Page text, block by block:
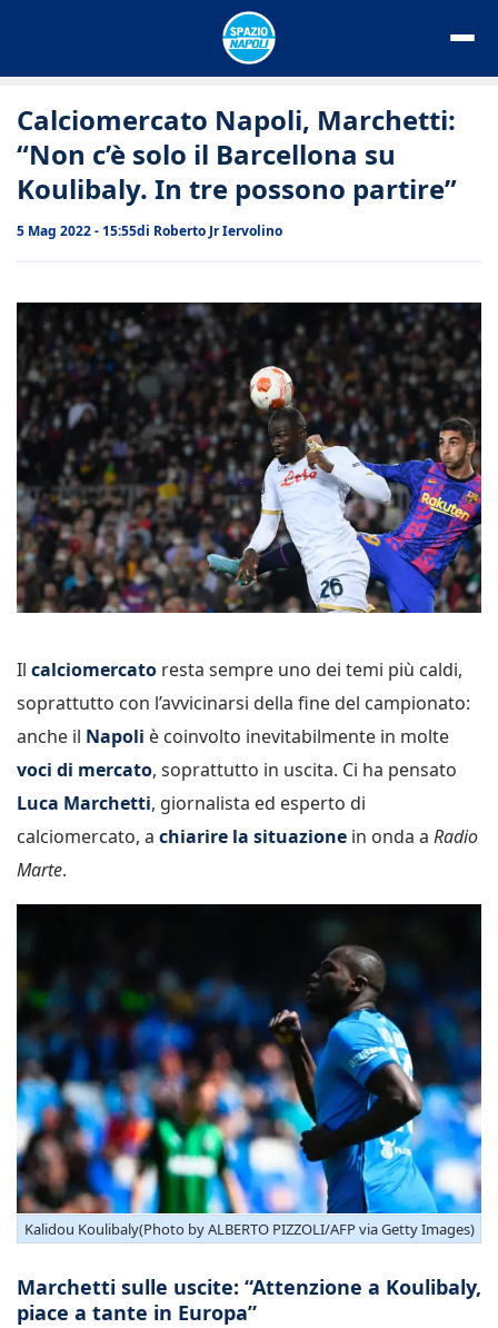
Calciomercato Napoli, Marchetti:
“Non c’è solo il Barcellona su
Koulibaly. In tre possono partire”
5 Mag 2022 - 15:55di Roberto Jr Iervolino
Il calciomercato resta sempre uno dei temi più caldi,
soprattutto con l’avvicinarsi della fine del campionato:
anche il Napoli è coinvolto inevitabilmente in molte
voci di mercato, soprattutto in uscita. Ci ha pensato
Luca Marchetti, giornalista ed esperto di
calciomercato, a chiarire la situazione in onda a Radio
Marte.
Kalidou Koulibaly(Photo by ALBERTO PIZZOLI/AFP via Getty Images)
Marchetti sulle uscite: “Attenzione a Koulibaly,
piace a tante in Europa”